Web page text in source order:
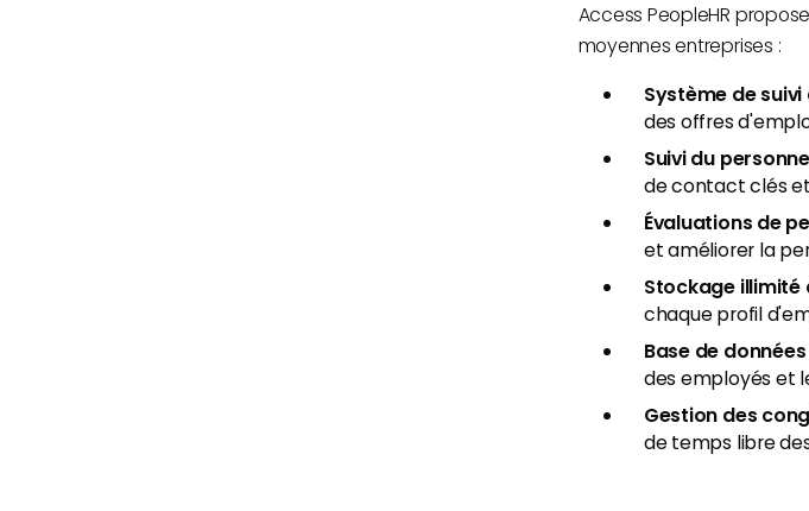
Access PeopleHR
moyennes entreprises :
Système de
des offres
Suivi du
de contact clés
Évaluations de
et améliorer la
Stockage illimité
chaque profil
Base de
des employés et
Gestion des
de temps libre